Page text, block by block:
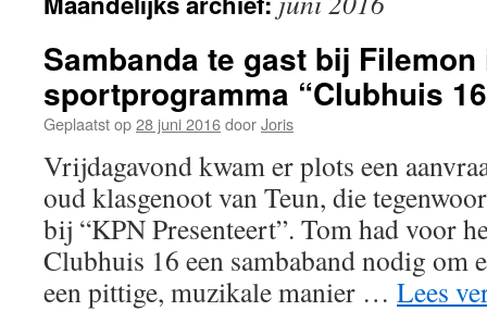
Sambanda te gast bij Filemon
sportprogramma “Clubhuis
Geplaatst op28 juni 2016doorJoris
Vrijdagavond kwam er plots een
oud klasgenoot van Teun, die
bij “KPN Presenteert”. Tom had voor
Clubhuis 16 een sambaband nodig om
een pittige, muzikale manier … Lees